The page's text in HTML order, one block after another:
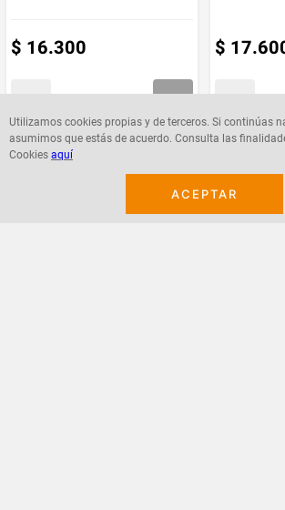
Utilizamos cookies propias y de terceros. Si continúas
asumimos que estás de acuerdo. Consulta las
Cookies aquí
ACEPTAR
$ 16.300 $ 17.